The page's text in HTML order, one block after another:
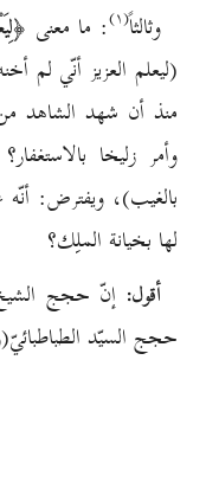
وثالثاً(۱) : ما معنى
(ليعلم العزيز أنّي لم
منذ أن شهد الشاهد
وأمر زليخا
بالغيب)، ويفترض: أنّه
لها بخيانة الملِك؟
أقول: إنّ حجج
حجج السيّد